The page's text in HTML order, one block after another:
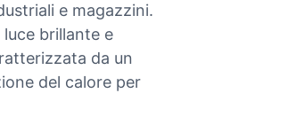
e magazzini.
brillante e
da un
del calore per